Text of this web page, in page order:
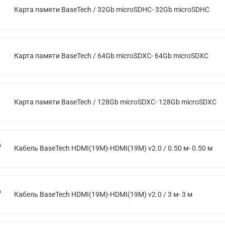
Карта памяти BaseTech / 32Gb microSDHC- 32Gb microSDHC
Карта памяти BaseTech / 64Gb microSDXC- 64Gb microSDXC
Карта памяти BaseTech / 128Gb microSDXC- 128Gb microSDXC
Кабель BaseTech HDMI(19M)-HDMI(19M) v2.0 / 0.50 м- 0.50 м
Кабель BaseTech HDMI(19M)-HDMI(19M) v2.0 / 3 м- 3 м